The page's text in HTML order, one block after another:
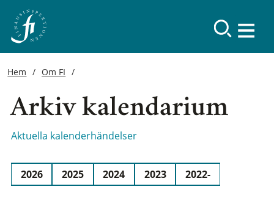
Hem Om FI
Arkiv kalendarium
Aktuella kalenderhändelser
2026 2025 2024 2023 2022-